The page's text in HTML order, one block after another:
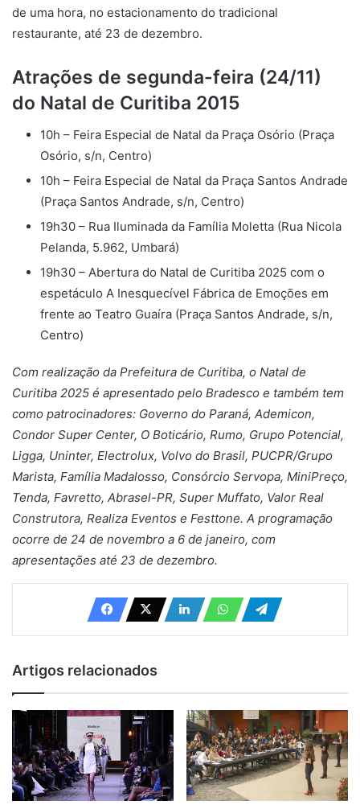
de uma hora, no estacionamento do tradicional
restaurante, até 23 de dezembro.
Atrações de segunda-feira (24/11)
do Natal de Curitiba 2015
10h – Feira Especial de Natal da Praça Osório (Praça
Osório, s/n, Centro)
10h – Feira Especial de Natal da Praça Santos Andrade
(Praça Santos Andrade, s/n, Centro)
19h30 – Rua Iluminada da Família Moletta (Rua Nicola
Pelanda, 5.962, Umbará)
19h30 – Abertura do Natal de Curitiba 2025 com o
espetáculo A Inesquecível Fábrica de Emoções em
frente ao Teatro Guaíra (Praça Santos Andrade, s/n,
Centro)
Com realização da Prefeitura de Curitiba, o Natal de
Curitiba 2025 é apresentado pelo Bradesco e também tem
como patrocinadores: Governo do Paraná, Ademicon,
Condor Super Center, O Boticário, Rumo, Grupo Potencial,
Ligga, Uninter, Electrolux, Volvo do Brasil, PUCPR/Grupo
Marista, Família Madalosso, Consórcio Servopa, MiniPreço,
Tenda, Favretto, Abrasel-PR, Super Muffato, Valor Real
Construtora, Realiza Eventos e Festtone. A programação
ocorre de 24 de novembro a 6 de janeiro, com
apresentações até 23 de dezembro.
Artigos relacionados